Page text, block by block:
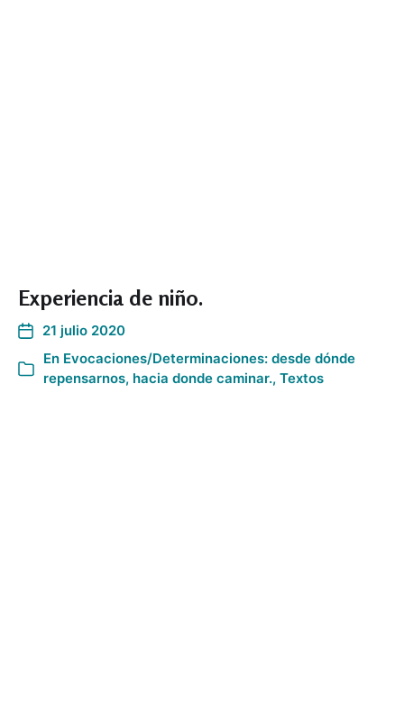
Experiencia de niño.
21 julio 2020
En Evocaciones/Determinaciones: desde dónde
repensarnos, hacia donde caminar., Textos